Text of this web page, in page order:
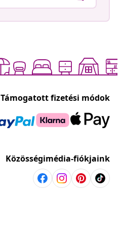
Támogatott fizetési módok
Közösségimédia-fiókjaink